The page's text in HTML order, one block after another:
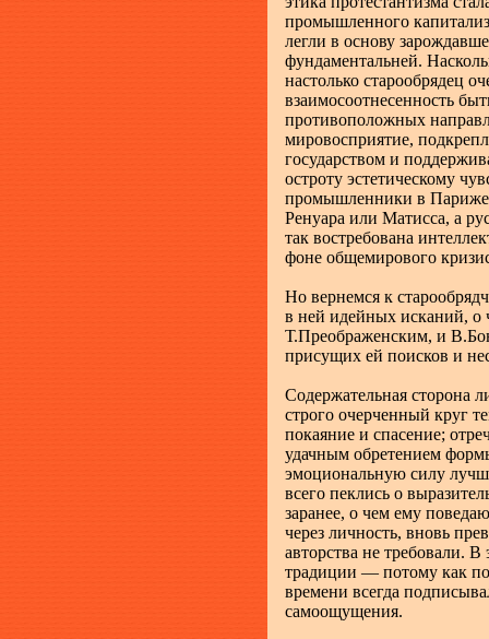
промышленного
легли в основу
фундаментальней.
настолько старообрядец
взаимосоотнесенность
противоположных
мировосприятие,
государством и
остроту эстетическому
промышленники в Париже
Ренуара или Матисса, а
так востребована
фоне общемирового
Но вернемся к
в ней идейных исканий, о
Т.Преображенским, и
присущих ей поисков и
Содержательная сторона
строго очерченный круг
покаяние и спасение;
удачным обретением
эмоциональную силу
всего пеклись о
заранее, о чем ему
через личность, вновь
авторства не требовали. В
традиции — потому как
времени всегда
самоощущения.